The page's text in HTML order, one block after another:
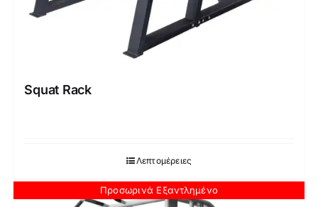
Squat Rack
Λεπτομέρειες
Προσωρινά Εξαντλημένο